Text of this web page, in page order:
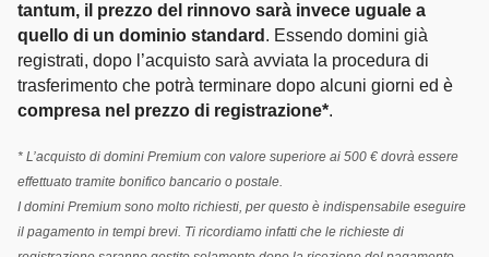
tantum, il prezzo del rinnovo sarà invece uguale a
quello di un dominio standard . Essendo domini già
registrati, dopo l’acquisto sarà avviata la procedura di
trasferimento che potrà terminare dopo alcuni giorni ed è
compresa nel prezzo di registrazione*.
* L’acquisto di domini Premium con valore superiore ai 500 € dovrà essere
effettuato tramite bonifico bancario o postale.
I domini Premium sono molto richiesti, per questo è indispensabile eseguire
il pagamento in tempi brevi. Ti ricordiamo infatti che le richieste di